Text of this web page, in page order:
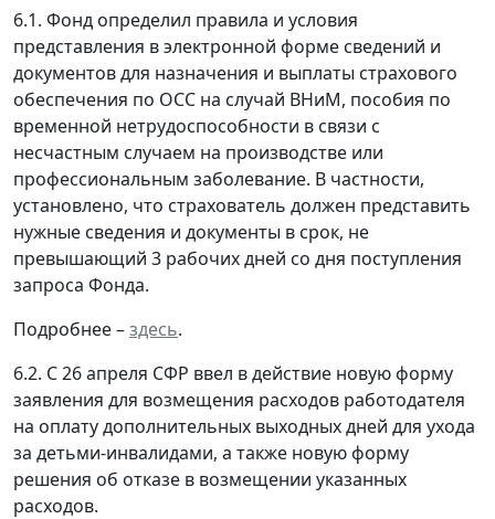
6.1. Фонд определил правила и условия
представления в электронной форме сведений и
документов для назначения и выплаты страхового
обеспечения по ОСС на случай ВНиМ, пособия по
временной нетрудоспособности в связи с
несчастным случаем на производстве или
профессиональным заболевание. В частности,
установлено, что страхователь должен представить
нужные сведения и документы в срок, не
превышающий 3 рабочих дней со дня поступления
запроса Фонда.
Подробнее –здесь.
6.2. С 26 апреля СФР ввел в действие новую форму
заявления для возмещения расходов работодателя
на оплату дополнительных выходных дней для ухода
за детьми-инвалидами, а также новую форму
решения об отказе в возмещении указанных
расходов.